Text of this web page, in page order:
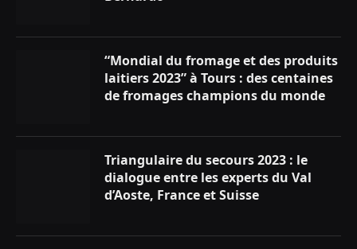
“Mondial du fromage et des produits
laitiers 2023” à Tours : des centaines
de fromages champions du monde
Triangulaire du secours 2023 : le
dialogue entre les experts du Val
d’Aoste, France et Suisse